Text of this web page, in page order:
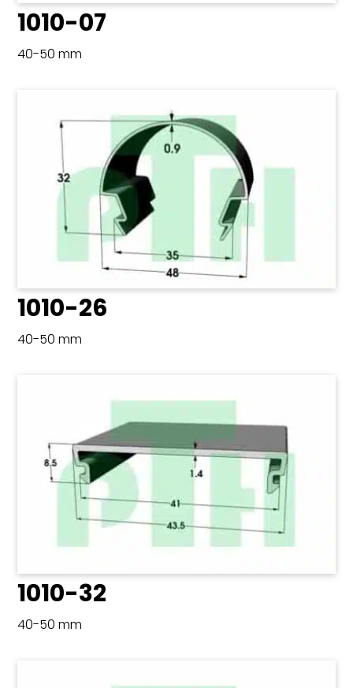
1010-07
40-50 mm
1010-26
40-50 mm
1010-32
40-50 mm